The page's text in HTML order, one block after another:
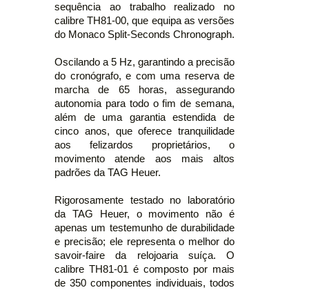
sequência ao trabalho realizado no
calibre TH81-00, que equipa as versões
do Monaco Split-Seconds Chronograph.
Oscilando a 5 Hz, garantindo a precisão
do cronógrafo, e com uma reserva de
marcha de 65 horas, assegurando
autonomia para todo o fim de semana,
além de uma garantia estendida de
cinco anos, que oferece tranquilidade
aos felizardos proprietários, o
movimento atende aos mais altos
padrões da TAG Heuer.
Rigorosamente testado no laboratório
da TAG Heuer, o movimento não é
apenas um testemunho de durabilidade
e precisão; ele representa o melhor do
savoir-faire da relojoaria suíça. O
calibre TH81-01 é composto por mais
de 350 componentes individuais, todos